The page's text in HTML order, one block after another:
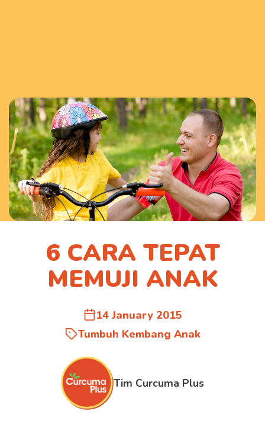
6 CARA TEPAT
MEMUJI ANAK
14 January 2015
Tumbuh Kembang Anak
Tim Curcuma Plus